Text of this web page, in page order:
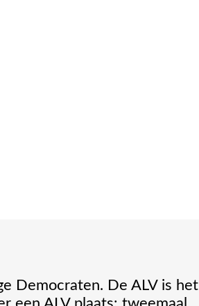
Democraten. De ALV is het